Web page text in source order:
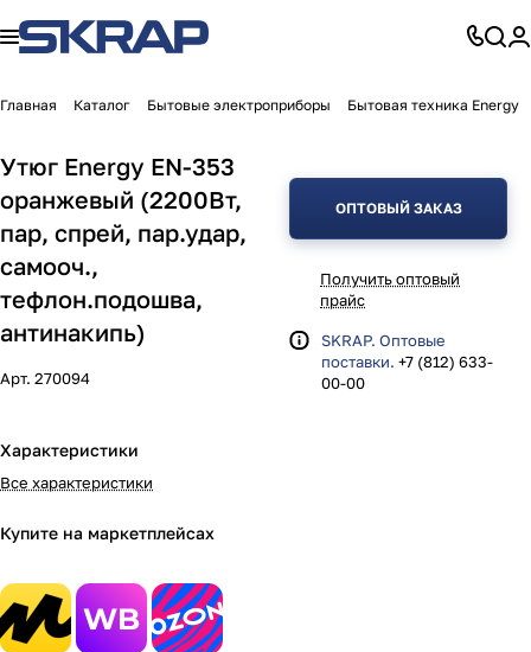
Главная Каталог Бытовые электроприборы Бытовая техника Energy
Утюг Energy EN-353
оранжевый (2200Вт,
пар, спрей, пар.удар,
самооч.,
тефлон.подошва,
антинакипь)
Арт. 270094
Характеристики
Все характеристики
Купите на маркетплейсах
ОПТОВЫЙ ЗАКАЗ
Получить оптовый
прайс
SKRAP. Оптовые
поставки. +7 (812) 633-
00-00